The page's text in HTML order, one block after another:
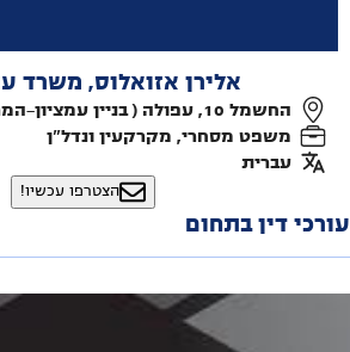
אלירן אזואלוס, משרד
החשמל 10, עפולה ( בניין עמציון-המרכז לעסקים )
משפט מסחרי, מקרקעין ונדל"ן
עברית
הצטרפו עכשיו!
עורכי דין בתחום
חייט גל משרד עורכי דין